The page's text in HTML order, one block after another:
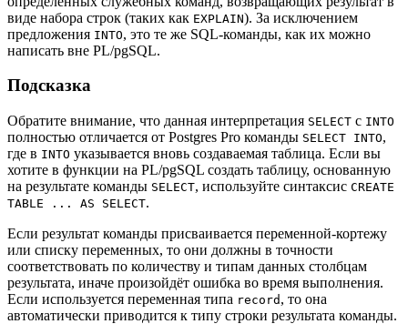
виде набора строк (таких как EXPLAIN). За исключением
предложения INTO, это те же SQL-команды, как их можно
написать вне PL/pgSQL.
Подсказка
Обратите внимание, что данная интерпретация SELECT с INTO
полностью отличается от Postgres Pro команды SELECT INTO,
где в INTO указывается вновь создаваемая таблица. Если вы
хотите в функции на PL/pgSQL создать таблицу, основанную
на результате команды SELECT, используйте синтаксис CREATE
TABLE ... AS SELECT.
Если результат команды присваивается переменной-кортежу
или списку переменных, то они должны в точности
соответствовать по количеству и типам данных столбцам
результата, иначе произойдёт ошибка во время выполнения.
Если используется переменная типа record , то она
автоматически приводится к типу строки результата команды.